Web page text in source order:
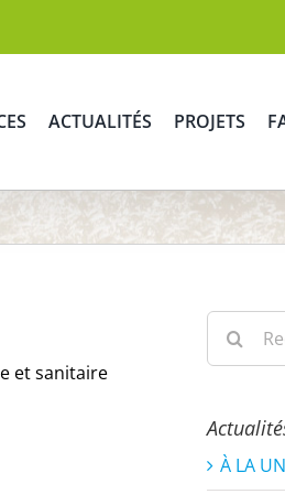
ACTUALITÉS PROJETS
et sanitaire
À LA